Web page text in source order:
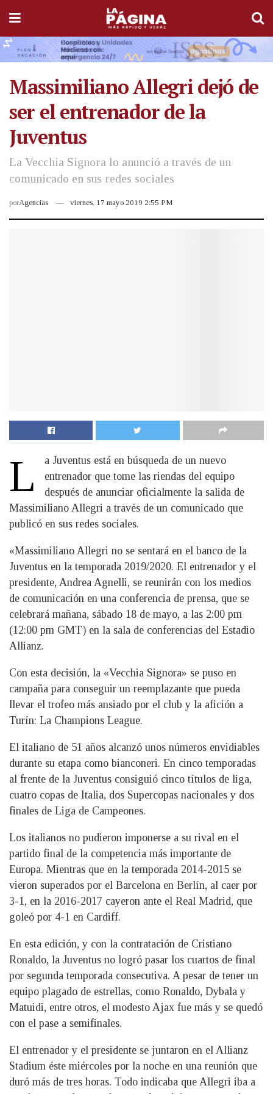
Massimiliano Allegri dejó de
ser el entrenador de la
Juventus
La Vecchia Signora lo anunció a través de un
comunicado en sus redes sociales
porAgencias viernes, 17 mayo 2019 2:55 PM
L
a Juventus está en búsqueda de un nuevo
entrenador que tome las riendas del equipo
después de anunciar oficialmente la salida de
Massimiliano Allegri a través de un comunicado que
publicó en sus redes sociales.
«Massimiliano Allegri no se sentará en el banco de la
Juventus en la temporada 2019/2020. El entrenador y el
presidente, Andrea Agnelli, se reunirán con los medios
de comunicación en una conferencia de prensa, que se
celebrará mañana, sábado 18 de mayo, a las 2:00 pm
(12:00 pm GMT) en la sala de conferencias del Estadio
Allianz.
Con esta decisión, la «Vecchia Signora» se puso en
campaña para conseguir un reemplazante que pueda
llevar el trofeo más ansiado por el club y la afición a
Turín: La Champions League.
El italiano de 51 años alcanzó unos números envidiables
durante su etapa como bianconeri. En cinco temporadas
al frente de la Juventus consiguió cinco títulos de liga,
cuatro copas de Italia, dos Supercopas nacionales y dos
finales de Liga de Campeones.
Los italianos no pudieron imponerse a su rival en el
partido final de la competencia más importante de
Europa. Mientras que en la temporada 2014-2015 se
vieron superados por el Barcelona en Berlín, al caer por
3-1, en la 2016-2017 cayeron ante el Real Madrid, que
goleó por 4-1 en Cardiff.
En esta edición, y con la contratación de Cristiano
Ronaldo, la Juventus no logró pasar los cuartos de final
por segunda temporada consecutiva. A pesar de tener un
equipo plagado de estrellas, como Ronaldo, Dybala y
Matuidi, entre otros, el modesto Ajax fue más y se quedó
con el pase a semifinales.
El entrenador y el presidente se juntaron en el Allianz
Stadium éste miércoles por la noche en una reunión que
duró más de tres horas. Todo indicaba que Allegri iba a